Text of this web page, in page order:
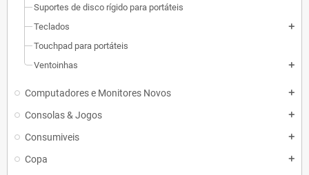
Suportes de disco rígido para portáteis
Teclados
add
Touchpad para portáteis
Ventoinhas
add
Computadores e Monitores Novos add
Consolas & Jogos add
Consumiveis add
Copa add